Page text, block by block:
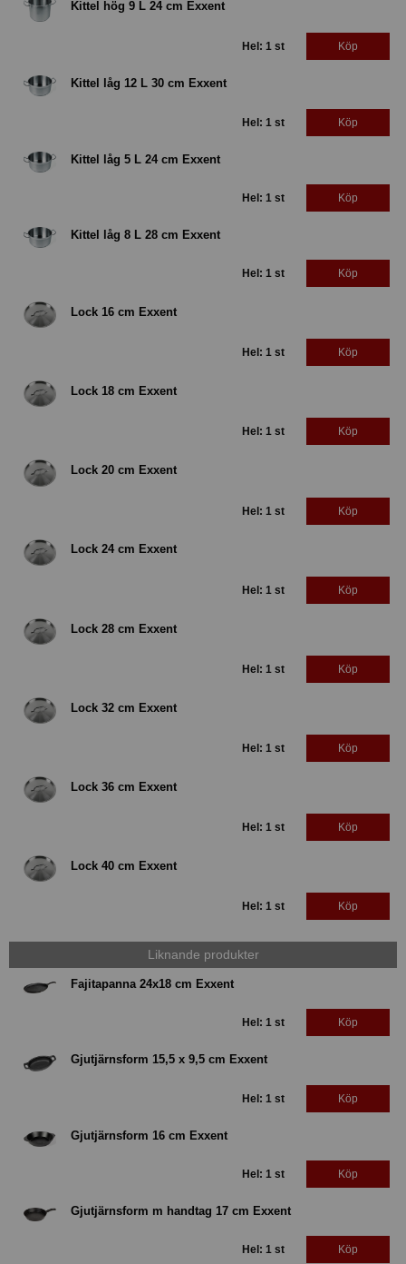
Kittel hög 9 L 24 cm Exxent
Hel: 1 st Köp
Kittel låg 12 L 30 cm Exxent
Hel: 1 st Köp
Kittel låg 5 L 24 cm Exxent
Hel: 1 st Köp
Kittel låg 8 L 28 cm Exxent
Hel: 1 st Köp
Lock 16 cm Exxent
Hel: 1 st Köp
Lock 18 cm Exxent
Hel: 1 st Köp
Lock 20 cm Exxent
Hel: 1 st Köp
Lock 24 cm Exxent
Hel: 1 st Köp
Lock 28 cm Exxent
Hel: 1 st Köp
Lock 32 cm Exxent
Hel: 1 st Köp
Lock 36 cm Exxent
Hel: 1 st Köp
Lock 40 cm Exxent
Hel: 1 st Köp
Liknande produkter
Fajitapanna 24x18 cm Exxent
Hel: 1 st Köp
Gjutjärnsform 15,5 x 9,5 cm Exxent
Hel: 1 st Köp
Gjutjärnsform 16 cm Exxent
Hel: 1 st Köp
Gjutjärnsform m handtag 17 cm Exxent
Hel: 1 st Köp